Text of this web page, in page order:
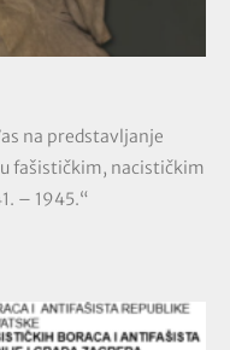
na predstavljanje
fašističkim, nacističkim
– 1945.“